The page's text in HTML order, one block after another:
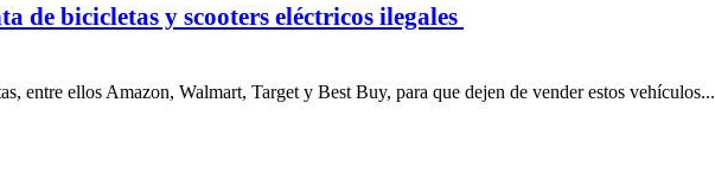
de bicicletas y scooters eléctricos ilegales
entre ellos Amazon, Walmart, Target y Best Buy, para que dejen de vender estos vehículos...